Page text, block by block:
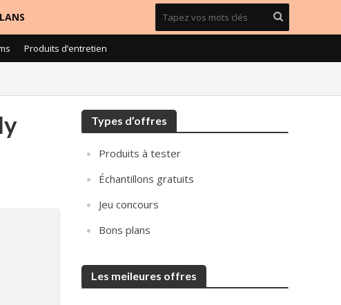
Produits d’entretien
Types d’offres
Produits à tester
Échantillons gratuits
Jeu concours
Bons plans
Les meileures offres